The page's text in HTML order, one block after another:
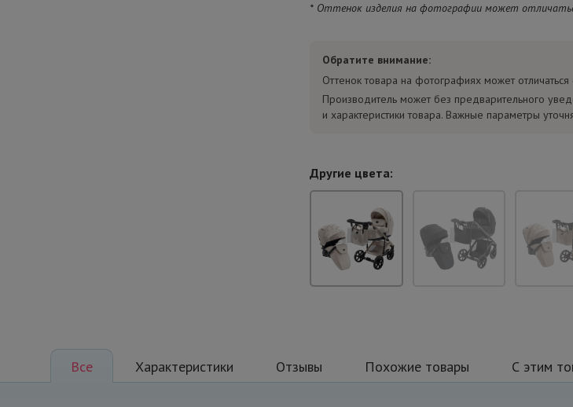
* Оттенок изделия на фотографии может
Обратите внимание:
Оттенок товара на фотографиях может отличаться
Производитель может без предварительного
и характеристики товара. Важные параметры
Другие цвета:
Все Характеристики Отзывы Похожие товары С этим